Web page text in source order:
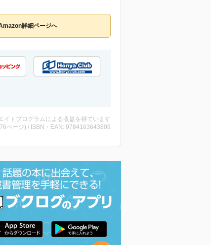
詳細ページへ
イトプログラムによる収益を得ています
ページ) / ISBN・EAN: 9784163643809